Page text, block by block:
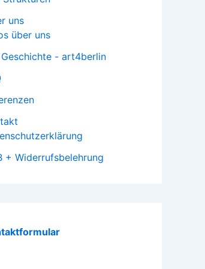
uns
über uns
- art4berlin
+ Widerrufsbelehrung